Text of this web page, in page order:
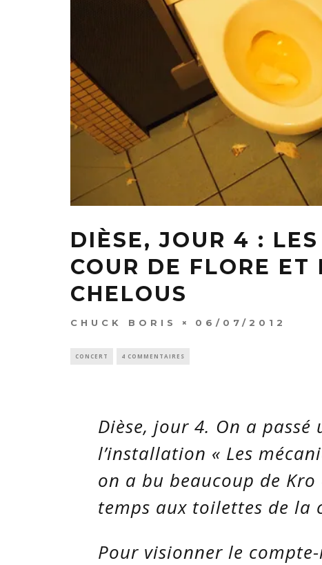
DIÈSE, JOUR 4 :
COUR DE FLORE ET
CHELOUS
CHUCK BORIS 06/07/2012
CONCERT 4 COMMENTAIRES
Dièse, jour 4. On a
l’installation « Les
on a bu beaucoup de
temps aux toilettes de la
Pour visionner le